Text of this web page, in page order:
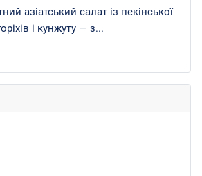
азіатський салат із пекінської
і кунжуту — з...